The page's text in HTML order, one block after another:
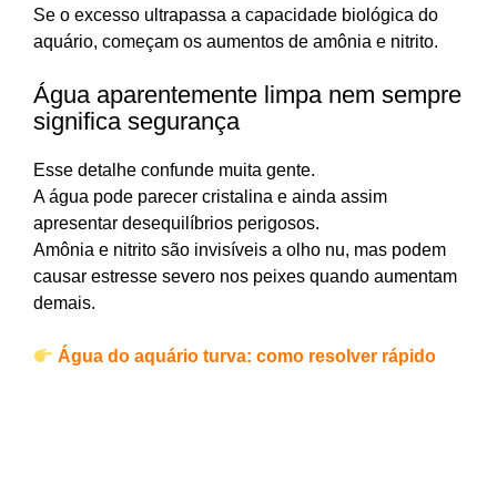
Se o excesso ultrapassa a capacidade biológica do
aquário, começam os aumentos de amônia e nitrito.
Água aparentemente limpa nem sempre
significa segurança
Esse detalhe confunde muita gente.
A água pode parecer cristalina e ainda assim
apresentar desequilíbrios perigosos.
Amônia e nitrito são invisíveis a olho nu, mas podem
causar estresse severo nos peixes quando aumentam
demais.
Água do aquário turva: como resolver rápido